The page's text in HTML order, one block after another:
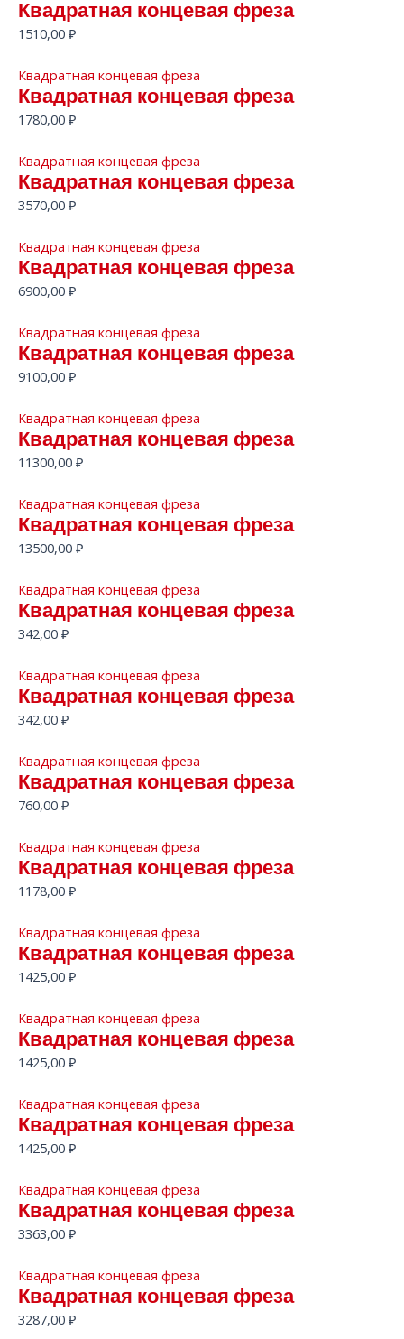
Квадратная концевая фреза
1510,00 ₽
Квадратная концевая фреза
Квадратная концевая фреза
1780,00 ₽
Квадратная концевая фреза
Квадратная концевая фреза
3570,00 ₽
Квадратная концевая фреза
Квадратная концевая фреза
6900,00 ₽
Квадратная концевая фреза
Квадратная концевая фреза
9100,00 ₽
Квадратная концевая фреза
Квадратная концевая фреза
11300,00 ₽
Квадратная концевая фреза
Квадратная концевая фреза
13500,00 ₽
Квадратная концевая фреза
Квадратная концевая фреза
342,00 ₽
Квадратная концевая фреза
Квадратная концевая фреза
342,00 ₽
Квадратная концевая фреза
Квадратная концевая фреза
760,00 ₽
Квадратная концевая фреза
Квадратная концевая фреза
1178,00 ₽
Квадратная концевая фреза
Квадратная концевая фреза
1425,00 ₽
Квадратная концевая фреза
Квадратная концевая фреза
1425,00 ₽
Квадратная концевая фреза
Квадратная концевая фреза
1425,00 ₽
Квадратная концевая фреза
Квадратная концевая фреза
3363,00 ₽
Квадратная концевая фреза
Квадратная концевая фреза
3287,00 ₽